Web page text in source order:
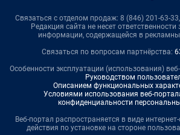
Связаться с отделом продаж: 8 (846) 201-63-33,
Редакция сайта не несет ответственности
информации, содержащейся в
Связаться по вопросам партнёрства:
Особенности эксплуатации (использования)
Руководством
Описанием функциональных
Условиями использования веб-
конфиденциальности
Веб-портал распространяется в виде
действия по установке на стороне